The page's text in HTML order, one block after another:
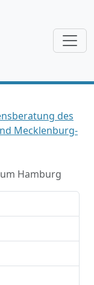
des
Mecklenburg-
Hamburg